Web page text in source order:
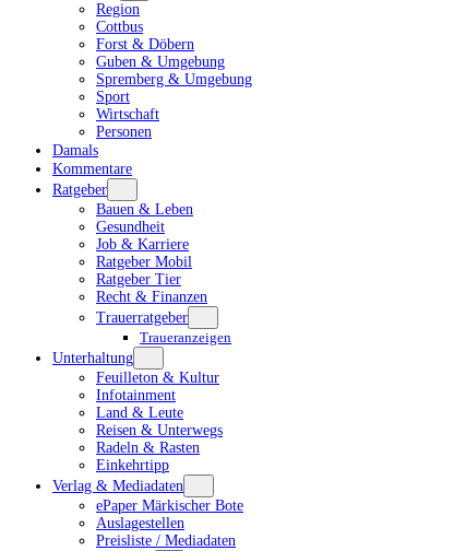
Region
Cottbus
Forst & Döbern
Guben & Umgebung
Spremberg & Umgebung
Sport
Wirtschaft
Personen
Damals
Kommentare
Ratgeber
Bauen & Leben
Gesundheit
Job & Karriere
Ratgeber Mobil
Ratgeber Tier
Recht & Finanzen
Trauerratgeber
Traueranzeigen
Unterhaltung
Feuilleton & Kultur
Infotainment
Land & Leute
Reisen & Unterwegs
Radeln & Rasten
Einkehrtipp
Verlag & Mediadaten
ePaper Märkischer Bote
Auslagestellen
Preisliste / Mediadaten